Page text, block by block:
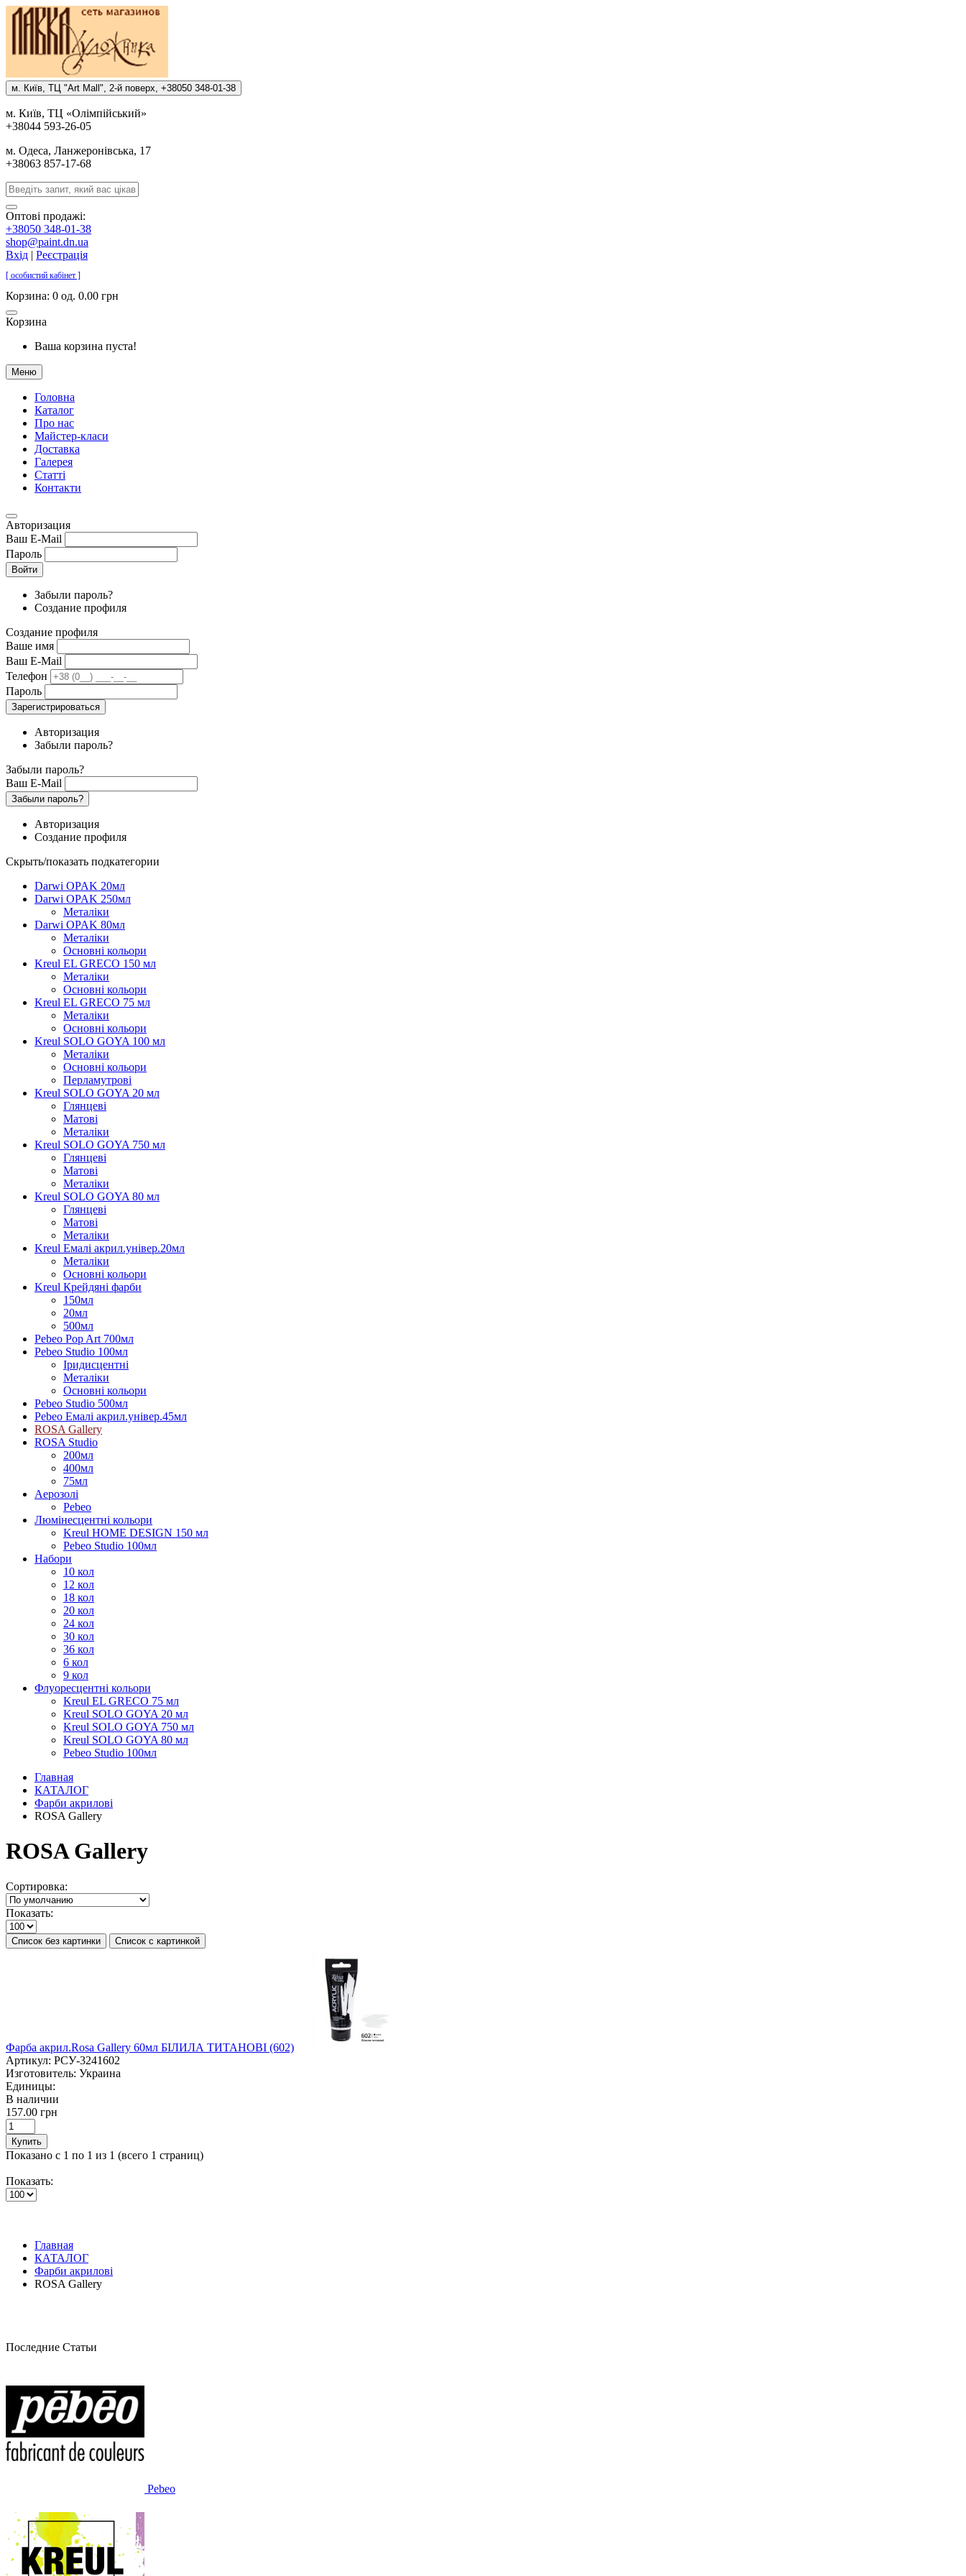
м. Киïв, ТЦ "Art Mall", 2-й поверх, +38050 348-01-38
м. Киïв, ТЦ «Олiмпiйський»
+38044 593-26-05
м. Одеса, Ланжеронiвська, 17
+38063 857-17-68
Оптові продажі:
+38050 348-01-38
shop@paint.dn.ua
Вхід | Реєстрація
[ особистий кабінет ]
Корзина: 0 од. 0.00 грн
Корзина
Ваша корзина пуста!
Меню
Головна
Каталог
Про нас
Майстер-класи
Доставка
Галерея
Статтi
Контакти
Авторизация
Ваш E-Mail
Пароль
Войти
Забыли пароль?
Создание профиля
Создание профиля
Ваше имя
Ваш E-Mail
Телефон
Пароль
Зарегистрироваться
Авторизация
Забыли пароль?
Забыли пароль?
Ваш E-Mail
Забыли пароль?
Авторизация
Создание профиля
Скрыть/показать подкатегории
Darwi OPAK 20мл
Darwi OPAK 250мл
Металіки
Darwi OPAK 80мл
Металіки
Основні кольори
Kreul EL GRECO 150 мл
Металіки
Основні кольори
Kreul EL GRECO 75 мл
Металіки
Основні кольори
Kreul SOLO GOYA 100 мл
Металіки
Основні кольори
Перламутрові
Kreul SOLO GOYA 20 мл
Глянцеві
Матові
Металіки
Kreul SOLO GOYA 750 мл
Глянцеві
Матові
Металіки
Kreul SOLO GOYA 80 мл
Глянцеві
Матові
Металіки
Kreul Емалі акрил.універ.20мл
Металіки
Основні кольори
Kreul Крейдяні фарби
150мл
20мл
500мл
Pebeo Pop Art 700мл
Pebeo Studio 100мл
Іридисцентні
Металіки
Основні кольори
Pebeo Studio 500мл
Pebeo Емалі акрил.універ.45мл
ROSA Gallery
ROSA Studio
200мл
400мл
75мл
Аерозолі
Pebeo
Люмінесцентні кольори
Kreul HOME DESIGN 150 мл
Pebeo Studio 100мл
Набори
10 кол
12 кол
18 кол
20 кол
24 кол
30 кол
36 кол
6 кол
9 кол
Флуоресцентні кольори
Kreul EL GRECO 75 мл
Kreul SOLO GOYA 20 мл
Kreul SOLO GOYA 750 мл
Kreul SOLO GOYA 80 мл
Pebeo Studio 100мл
Главная
КАТАЛОГ
Фарби акрилові
ROSA Gallery
ROSA Gallery
Сортировка:
Показать:
Список без картинки Список с картинкой
Фарба акрил.Rosa Gallery 60мл БІЛИЛА ТИТАНОВІ (602)
Артикул: РСУ-3241602
Изготовитель: Украина
Единицы:
В наличии
157.00 грн
Купить
Показано с 1 по 1 из 1 (всего 1 страниц)
Показать:
Главная
КАТАЛОГ
Фарби акрилові
ROSA Gallery
Последние Статьи
Pebeo